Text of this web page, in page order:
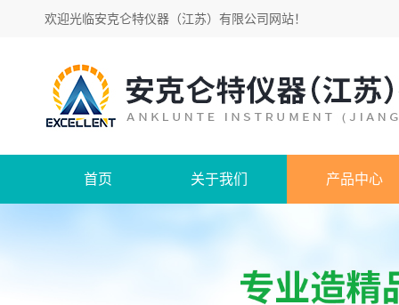
欢迎光临安克仑特仪器（江苏）有限公司网站！
首页 关于我们 产品中心